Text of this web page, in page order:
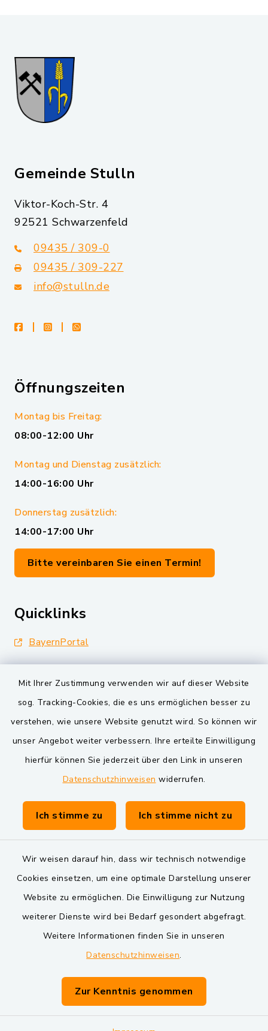
Mit Ihrer Zustimmung verwenden wir auf dieser Website
sog. Tracking-Cookies, die es uns ermöglichen besser zu
verstehen, wie unsere Website genutzt wird. So können wir
unser Angebot weiter verbessern. Ihre erteilte Einwilligung
hierfür können Sie jederzeit über den Link in unseren
Datenschutzhinweisen widerrufen.
Ich stimme zu Ich stimme nicht zu
Wir weisen darauf hin, dass wir technisch notwendige
Cookies einsetzen, um eine optimale Darstellung unserer
Website zu ermöglichen. Die Einwilligung zur Nutzung
weiterer Dienste wird bei Bedarf gesondert abgefragt.
Weitere Informationen finden Sie in unseren
Datenschutzhinweisen.
Zur Kenntnis genommen
Gemeinde Stulln
Viktor-Koch-Str. 4
92521 Schwarzenfeld
09435 / 309-0
09435 / 309-227
info@stulln.de
facebookinstagramwhatsapp
Öffnungszeiten
Montag bis Freitag:
08:00-12:00 Uhr
Montag und Dienstag zusätzlich:
14:00-16:00 Uhr
Donnerstag zusätzlich:
14:00-17:00 Uhr
Bitte vereinbaren Sie einen Termin!
Quicklinks
BayernPortal
Landkreis Schwandorf
VG und Gemeinden
Markt Schwarzenfeld
Gemeinde Schwarzach bei Nabburg
Verwaltungsgemeinschaft Schwarzenfeld
Barrierefreiheit
Impressum